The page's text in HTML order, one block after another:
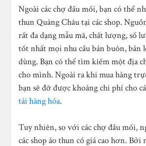
Ngoài các chợ đầu mối, bạn có thể
thun Quảng Châu tại các shop.
rất đa dạng mẫu mã, chất lượng, số
tốt nhất mọi nhu cầu bán buôn, bán
dùng. Bạn có thể tìm kiếm một địa
cho mình. Ngoài ra khi mua hàng
bạn sẽ đỡ được khoảng chi phí cho
tải hàng hóa.
Tuy nhiên, so với các chợ đầu mối,
các shop áo thun có giá cao hơn. Bởi